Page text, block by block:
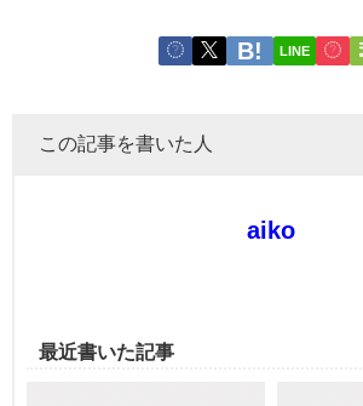
LINE
この記事を書いた人
aiko
最近書いた記事